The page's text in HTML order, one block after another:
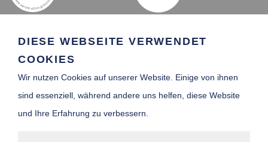
SCHIFFSARZT-
VERZEICHNIS
DIESE WEBSEITE VERWENDET
COOKIES
Wir nutzen Cookies auf unserer Website. Einige von ihnen
sind essenziell, während andere uns helfen, diese Website
und Ihre Erfahrung zu verbessern.